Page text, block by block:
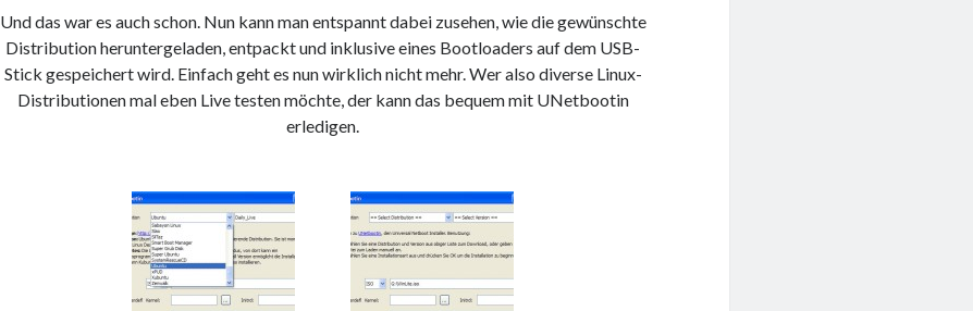
Und das war es auch schon. Nun kann man entspannt dabei zusehen, wie die gewünschte
Distribution heruntergeladen, entpackt und inklusive eines Bootloaders auf dem USB-
Stick gespeichert wird. Einfach geht es nun wirklich nicht mehr. Wer also diverse Linux-
Distributionen mal eben Live testen möchte, der kann das bequem mit UNetbootin
erledigen.